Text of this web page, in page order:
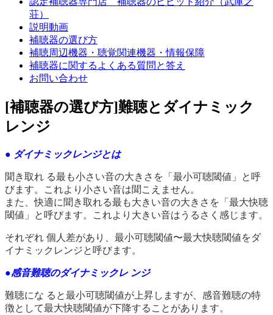
荘）
説明動画
補聴器の選び方
補聴周辺機器・聴覚関連機器・情報保障
補聴器に関するよくある質問と答え
お問い合わせ
[補聴器の選び方]難聴とダイナミック
レンジ
● ダイナミックレンジとは
聞き取れ る最も小さい音の大きさを「最小可聴閾値」と呼
びます。これより小さい音は聞こえません。
また、快適に聞き取れる最も大きい音の大きさを「最大快聴
閾値」と呼びます。これより大きい音はうるさく感じます。
それぞれ 個人差があり、最小可聴閾値〜最大快聴閾値をダ
イナミックレンジと呼びます。
●感音難聴のダイナミックレ ンジ
難聴にな ると最小可聴閾値が上昇しますが、感音難聴の特
徴として最大快聴閾値が下降することがあります。